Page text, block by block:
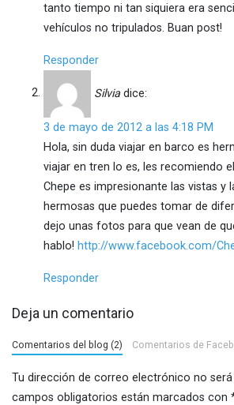
tanto tiempo ni tan siquiera era
vehículos no tripulados. Buan post!
Responder
Silvia dice:
3 de mayo de 2012 a las 4:18 PM
Hola, sin duda viajar en barco es
viajar en tren lo es, les recomiendo
Chepe es impresionante las vistas y
hermosas que puedes tomar de
dejo unas fotos para que vean de
hablo! http://www.facebook.com/
Responder
Deja un comentario
Comentarios del blog (2) Comentarios de
Tu dirección de correo electrónico no será
campos obligatorios están marcados con